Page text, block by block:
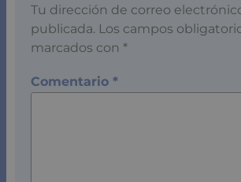
Tu dirección de correo
publicada. Los campos
marcados con *
Comentario *